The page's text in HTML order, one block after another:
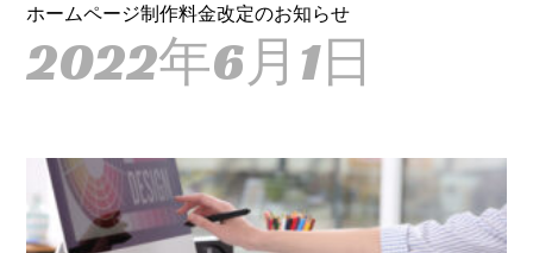
ホームページ制作料金改定のお知らせ
2022年6月1日